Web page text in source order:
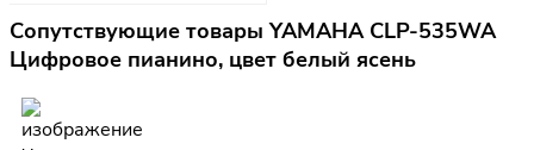
Сопутствующие товары YAMAHA CLP-535WA
Цифровое пианино, цвет белый ясень